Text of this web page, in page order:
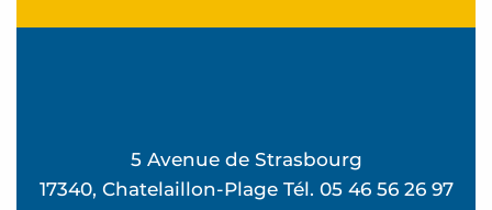
5 Avenue de Strasbourg
17340, Chatelaillon-Plage Tél. 05 46 56 26 97